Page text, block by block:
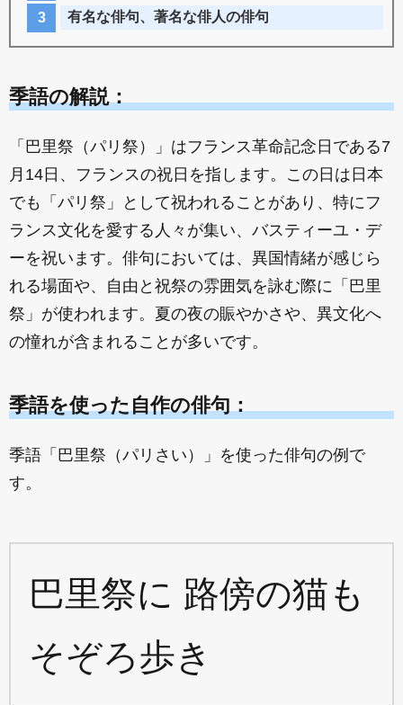
有名な俳句、著名な俳人の俳句
季語の解説：
「巴里祭（パリ祭）」はフランス革命記念日である7
月14日、フランスの祝日を指します。この日は日本
でも「パリ祭」として祝われることがあり、特にフ
ランス文化を愛する人々が集い、バスティーユ・デ
ーを祝います。俳句においては、異国情緒が感じら
れる場面や、自由と祝祭の雰囲気を詠む際に「巴里
祭」が使われます。夏の夜の賑やかさや、異文化へ
の憧れが含まれることが多いです。
季語を使った自作の俳句：
季語「巴里祭（パリさい）」を使った俳句の例で
す。
巴里祭に 路傍の猫も
そぞろ歩き